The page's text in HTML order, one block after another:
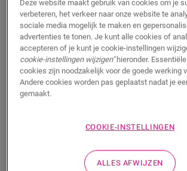
verkooppunt in je buurt.
ZOEKEN
Weet je niet zeker of deze vloer
behoeften past?
Deze website maakt gebruik van cookies om je
verbeteren, het verkeer naar onze website te
sociale media mogelijk te maken en
advertenties te tonen. Je kunt alle cookies of
accepteren of je kunt je cookie-instellingen
cookie-instellingen wijzigen"hieronder.
cookies zijn noodzakelijk voor de goede werking
Andere cookies worden pas geplaatst nadat je
gemaakt.
COOKIE-INSTELLINGEN
ALLES AFWIJZEN